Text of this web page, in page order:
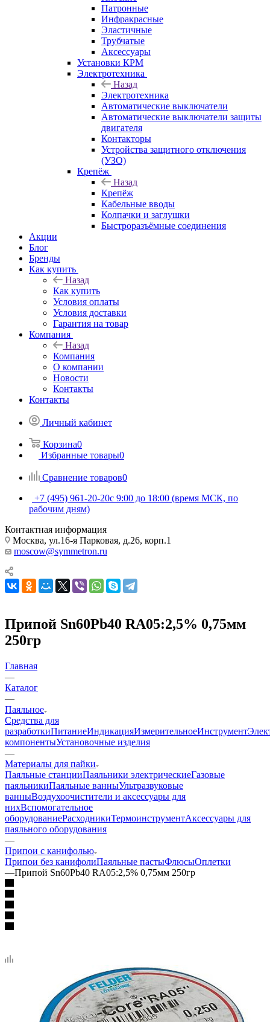
Патронные
Инфракрасные
Эластичные
Трубчатые
Аксессуары
Установки КРМ
Электротехника
Назад
Электротехника
Автоматические выключатели
Автоматические выключатели защиты
двигателя
Контакторы
Устройства защитного отключения
(УЗО)
Крепёж
Назад
Крепёж
Кабельные вводы
Колпачки и заглушки
Быстроразъёмные соединения
Акции
Блог
Бренды
Как купить
Назад
Как купить
Условия оплаты
Условия доставки
Гарантия на товар
Компания
Назад
Компания
О компании
Новости
Контакты
Контакты
Личный кабинет
Корзина0
Избранные товары0
Сравнение товаров0
+7 (495) 961-20-20с 9:00 до 18:00 (время МСК, по
рабочим дням)
Контактная информация
Москва, ул.16-я Парковая, д.26, корп.1
moscow@symmetron.ru
Припой Sn60Pb40 RA05:2,5% 0,75мм
250гр
Главная
—
Каталог
—
Паяльное
Средства для
разработкиПитаниеИндикацияИзмерительноеИнструмент
компонентыУстановочные изделия
—
Материалы для пайки
Паяльные станцииПаяльники электрическиеГазовые
паяльникиПаяльные ванныУльтразвуковые
ванныВоздухоочистители и аксессуары для
нихВспомогательное
оборудованиеРасходникиТермоинструментАксессуары для
паяльного оборудования
—
Припои с канифолью
Припои без канифолиПаяльные пастыФлюсыОплетки
—Припой Sn60Pb40 RA05:2,5% 0,75мм 250гр